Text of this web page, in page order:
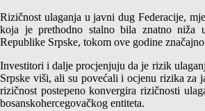
Rizičnost ulaganja u javni dug Federacije,
koja je prethodno stalno bila znatno niža
Republike Srpske, tokom ove godine
Investitori i dalje procjenjuju da je rizik
Srpske viši, ali su povećali i ocjenu rizika za
rizičnost postepeno konvergira rizičnosti
bosanskohercegovačkog entiteta.